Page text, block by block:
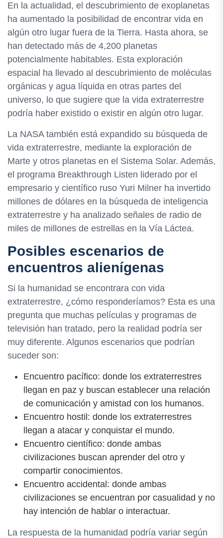
En la actualidad, el descubrimiento de exoplanetas
ha aumentado la posibilidad de encontrar vida en
algún otro lugar fuera de la Tierra. Hasta ahora, se
han detectado más de 4,200 planetas
potencialmente habitables. Esta exploración
espacial ha llevado al descubrimiento de moléculas
orgánicas y agua líquida en otras partes del
universo, lo que sugiere que la vida extraterrestre
podría haber existido o existir en algún otro lugar.
La NASA también está expandido su búsqueda de
vida extraterrestre, mediante la exploración de
Marte y otros planetas en el Sistema Solar. Además,
el programa Breakthrough Listen liderado por el
empresario y científico ruso Yuri Milner ha invertido
millones de dólares en la búsqueda de inteligencia
extraterrestre y ha analizado señales de radio de
miles de millones de estrellas en la Vía Láctea.
Posibles escenarios de
encuentros alienígenas
Si la humanidad se encontrara con vida
extraterrestre, ¿cómo responderíamos? Esta es una
pregunta que muchas películas y programas de
televisión han tratado, pero la realidad podría ser
muy diferente. Algunos escenarios que podrían
suceder son:
Encuentro pacífico: donde los extraterrestres
llegan en paz y buscan establecer una relación
de comunicación y amistad con los humanos.
Encuentro hostil: donde los extraterrestres
llegan a atacar y conquistar el mundo.
Encuentro científico: donde ambas
civilizaciones buscan aprender del otro y
compartir conocimientos.
Encuentro accidental: donde ambas
civilizaciones se encuentran por casualidad y no
hay intención de hablar o interactuar.
La respuesta de la humanidad podría variar según